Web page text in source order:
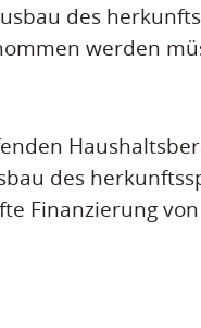
des
werden
des
Finanzierung